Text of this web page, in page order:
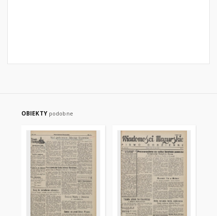
OBIEKTY podobne